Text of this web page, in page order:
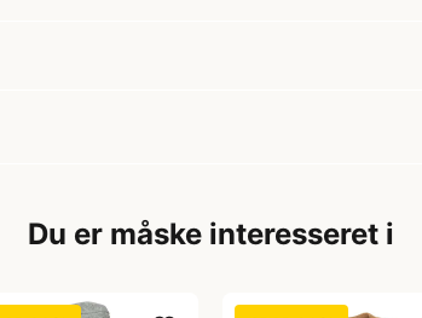
Du er måske interesseret i